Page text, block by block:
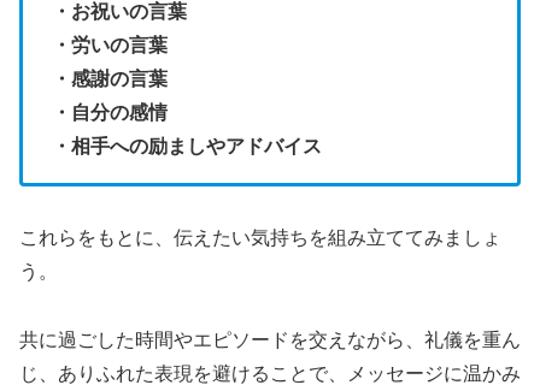
・お祝いの言葉
・労いの言葉
・感謝の言葉
・自分の感情
・相手への励ましやアドバイス
これらをもとに、伝えたい気持ちを組み立ててみましょ
う。
共に過ごした時間やエピソードを交えながら、礼儀を重ん
じ、ありふれた表現を避けることで、メッセージに温かみ